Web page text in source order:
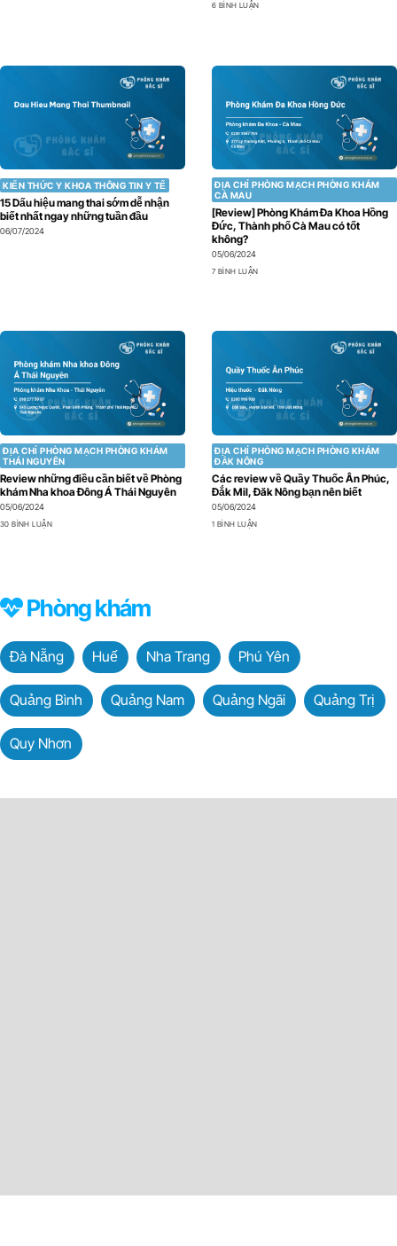
6 BÌNH LUẬN
KIẾN THỨC Y KHOA THÔNG TIN Y TẾ
15 Dấu hiệu mang thai sớm dễ nhận
biết nhất ngay những tuần đầu
06/07/2024
ĐỊA CHỈ PHÒNG MẠCH PHÒNG KHÁM
CÀ MAU
[Review] Phòng Khám Đa Khoa Hồng
Đức, Thành phố Cà Mau có tốt
không?
05/06/2024
7 BÌNH LUẬN
ĐỊA CHỈ PHÒNG MẠCH PHÒNG KHÁM
THÁI NGUYÊN
Review những điều cần biết về Phòng
khám Nha khoa Đông Á Thái Nguyên
05/06/2024
30 BÌNH LUẬN
ĐỊA CHỈ PHÒNG MẠCH PHÒNG KHÁM
ĐẮK NÔNG
Các review về Quầy Thuốc Ân Phúc,
Đắk Mil, Đăk Nông bạn nên biết
05/06/2024
1 BÌNH LUẬN
Phòng khám
Đà Nẵng Huế Nha Trang Phú Yên
Quảng Bình Quảng Nam Quảng Ngãi Quảng Trị
Quy Nhơn